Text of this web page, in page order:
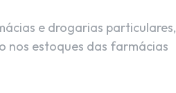
e drogarias particulares,
nos estoques das farmácias